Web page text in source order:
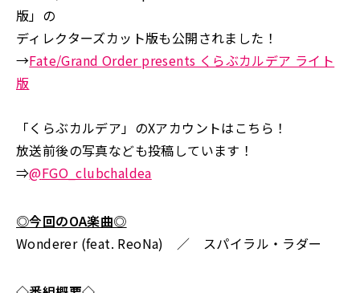
版」の
ディレクターズカット版も公開されました！
→Fate/Grand Order presents くらぶカルデア ライト
版
「くらぶカルデア」のXアカウントはこちら！
放送前後の写真なども投稿しています！
⇒@FGO_clubchaldea
◎今回のOA楽曲◎
Wonderer (feat. ReoNa) ／ スパイラル・ラダー